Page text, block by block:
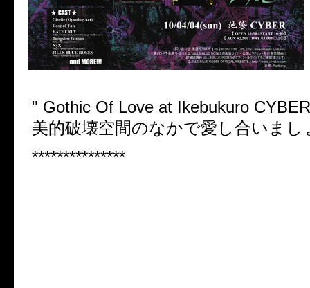
" Gothic Of Love at Ikebukuro
美的破壊空間のなかで愛し合いまし
***************